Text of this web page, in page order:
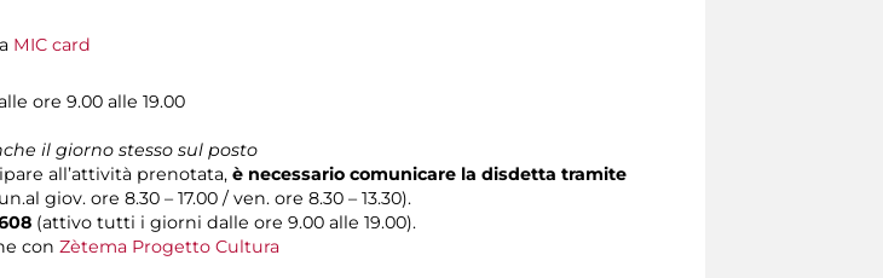
MIC card
ore 9.00 alle 19.00
il giorno stesso sul posto
all’attività prenotata, è necessario comunicare la disdetta tramite
giov. ore 8.30 – 17.00 / ven. ore 8.30 – 13.30).
(attivo tutti i giorni dalle ore 9.00 alle 19.00).
con Zètema Progetto Cultura